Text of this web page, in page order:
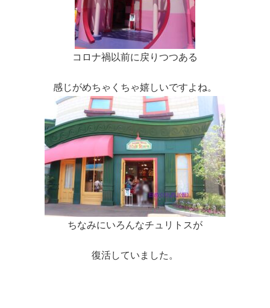
コロナ禍以前に戻りつつある
感じがめちゃくちゃ嬉しいですよね。
ちなみにいろんなチュリトスが
復活していました。